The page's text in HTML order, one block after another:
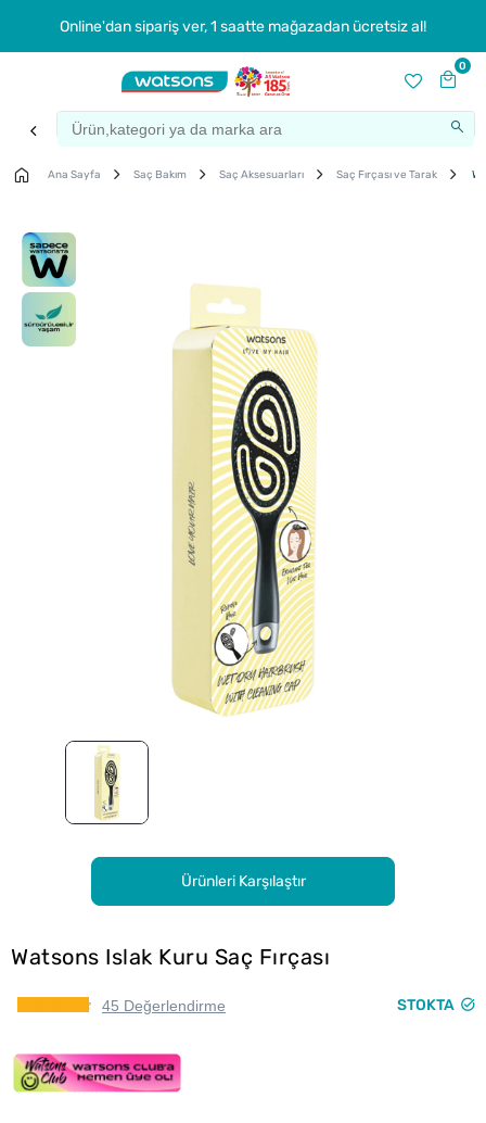
Online'dan sipariş ver, 1 saatte mağazadan ücretsiz al!
0
Ana Sayfa Saç Bakım Saç Aksesuarları Saç Fırçası ve Tarak
Ürünleri Karşılaştır
Watsons Islak Kuru Saç Fırçası
45 Değerlendirme STOKTA